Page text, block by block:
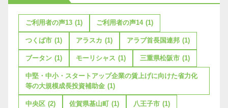
ご利用者の声13 (1) ご利用者の声14 (1)
つくば市 (1) アラスカ (1) アラブ首長国連邦 (1)
ブータン (1) モーリシャス (1) 三重県松阪市 (1)
中堅・中小・スタートアップ企業の賃上げに向けた省力化
等の大規模成長投資補助金 (1)
中央区 (2) 佐賀県基山町 (1) 八王子市 (1)